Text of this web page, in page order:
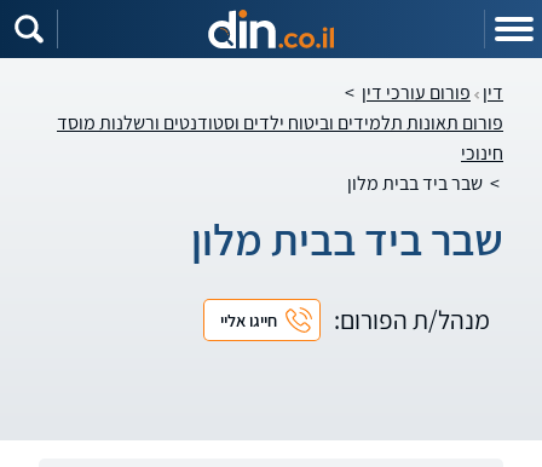
דין פורום עורכי דין >
פורום תאונות תלמידים וביטוח ילדים וסטודנטים ורשלנות מוסד
חינוכי
> שבר ביד בבית מלון
שבר ביד בבית מלון
מנהל/ת הפורום: חייגו אליי